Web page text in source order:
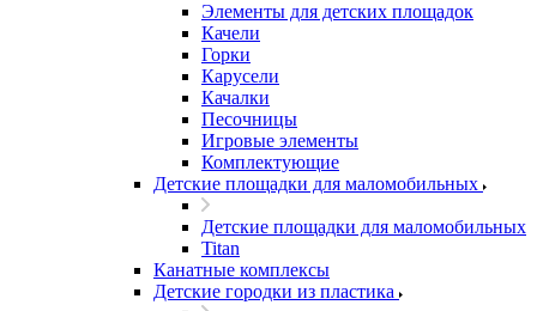
Элементы для детских площадок
Качели
Горки
Карусели
Качалки
Песочницы
Игровые элементы
Комплектующие
Детские площадки для маломобильных
Детские площадки для маломобильных
Titan
Канатные комплексы
Детские городки из пластика